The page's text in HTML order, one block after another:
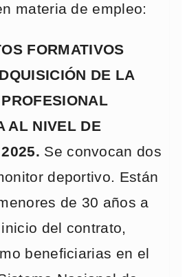
materia de empleo:
FORMATIVOS
DE LA
AL NIVEL DE
Se convocan dos
deportivo. Están
de 30 años a
del contrato,
beneficiarias en el